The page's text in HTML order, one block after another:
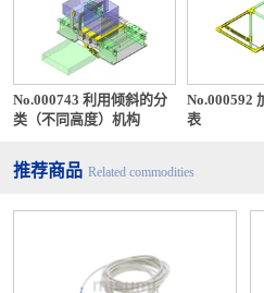
No.000743 利用倾斜的分
类（不同高度）机构
No.000592
表
推荐商品 Related commodities